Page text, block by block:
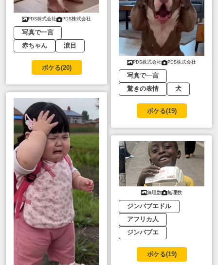
PDS株式会社 PDS株式会社
写真で一言
赤ちゃん
涙目
ボケる(20)
PDS株式会社 PDS株式会社
写真で一言
驚きの表情
犬
ボケる(19)
無理数 無理数
ジンバブエドル
アフリカ人
ジンバブエ
ボケる(19)